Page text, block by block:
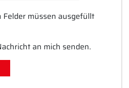
Felder müssen ausgefüllt
an mich senden.